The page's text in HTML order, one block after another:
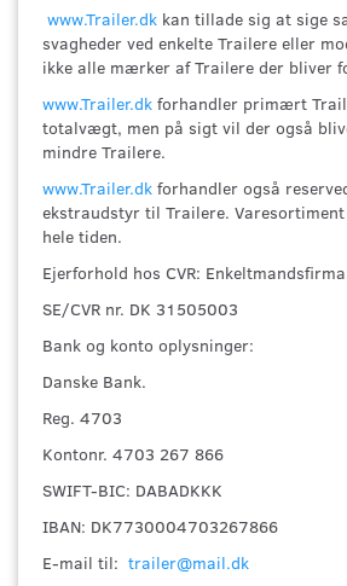
www.Trailer.dk kan tillade sig at sige
svagheder ved enkelte Trailere eller
ikke alle mærker af Trailere der bliver
www.Trailer.dk forhandler primært
totalvægt, men på sigt vil der også
mindre Trailere.
www.Trailer.dk forhandler også
ekstraudstyr til Trailere.
hele tiden.
Ejerforhold hos CVR:
SE/CVR nr. DK 31505003
Bank og konto oplysninger:
Danske Bank.
Reg. 4703
Kontonr. 4703 267 866
SWIFT-BIC: DABADKKK
IBAN: DK7730004703267866
E-mail til: trailer@mail.dk